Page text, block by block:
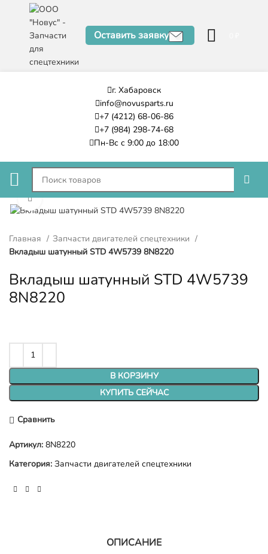
Оставить заявку
г. Хабаровск
info@novusparts.ru
+7 (4212) 68-06-86
+7 (984) 298-74-68
Пн-Вс с 9:00 до 18:00
Нажмите, чтобы увеличить
Главная
Запчасти двигателей спецтехники
Вкладыш шатунный STD 4W5739 8N8220
Вкладыш шатунный STD 4W5739
8N8220
В КОРЗИНУ
КУПИТЬ СЕЙЧАС
Сравнить
Артикул: 8N8220
Категория: Запчасти двигателей спецтехники
ОПИСАНИЕ